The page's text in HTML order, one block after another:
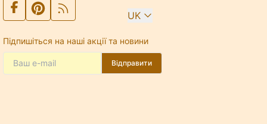
UK
Підпишіться на наші акції та новини
Відправити